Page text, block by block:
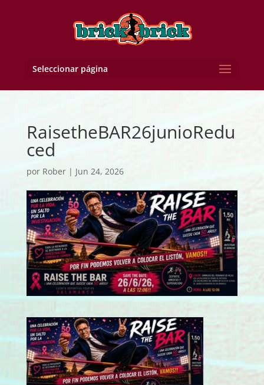
Seleccionar página
RaisetheBAR26junioRedu
ced
por Rober| Jun 24, 2026